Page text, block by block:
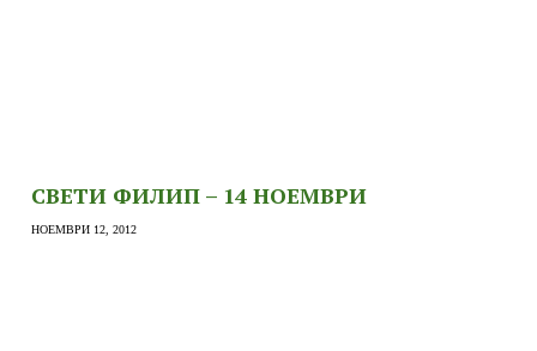
СВЕТИ ФИЛИП – 14 НОЕМВРИ
НОЕМВРИ 12, 2012